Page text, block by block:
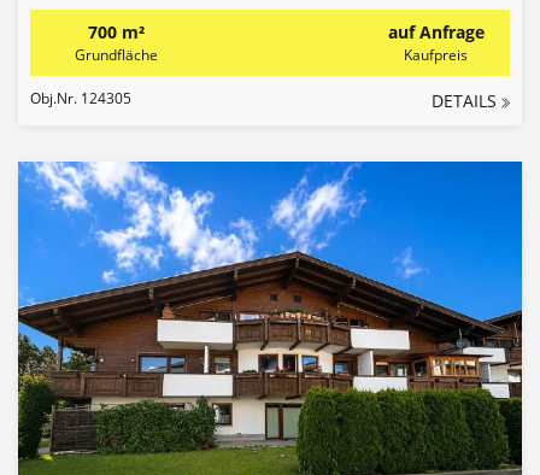
700 m²
Grundfläche
auf Anfrage
Kaufpreis
Obj.Nr. 124305 DETAILS